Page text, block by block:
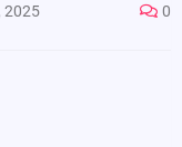
2025 0